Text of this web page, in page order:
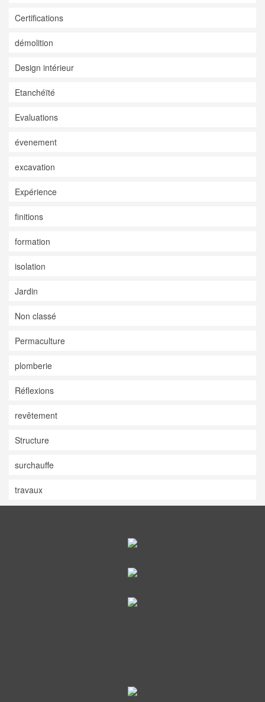
Certifications
démolition
Design intérieur
Etanchéïté
Evaluations
évenement
excavation
Expérience
finitions
formation
isolation
Jardin
Non classé
Permaculture
plomberie
Réflexions
revêtement
Structure
surchauffe
travaux